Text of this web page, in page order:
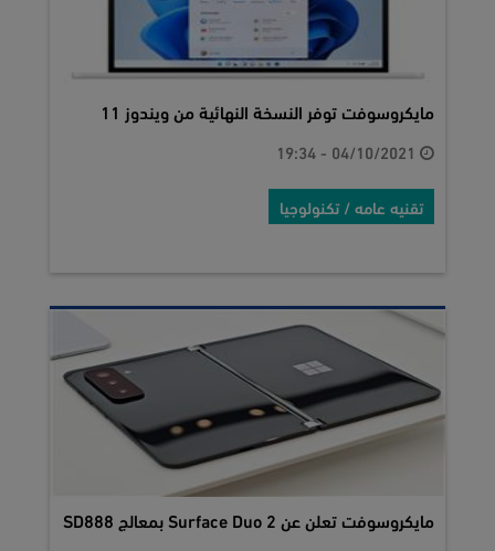
مايكروسوفت توفر النسخة النهائية من ويندوز 11
تقنيه عامه / تكنولوجيا
مايكروسوفت تعلن عن Surface Duo 2 بمعالج SD888